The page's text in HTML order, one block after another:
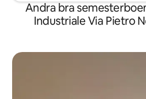
Andra bra
Industriale Via Pietro